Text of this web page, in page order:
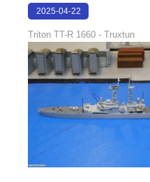
2025-04-22
Triton TT-R 1660 - Truxtun